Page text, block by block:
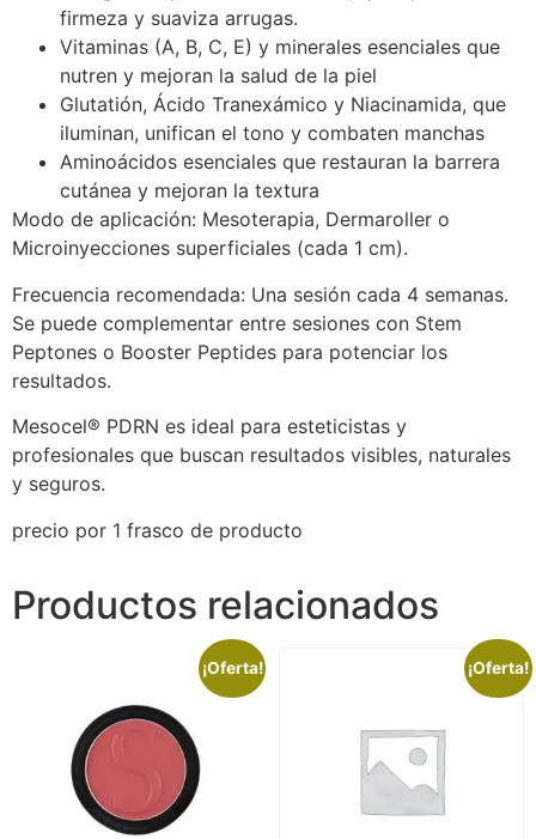
firmeza y suaviza arrugas.
Vitaminas (A, B, C, E) y minerales esenciales que
nutren y mejoran la salud de la piel
Glutatión, Ácido Tranexámico y Niacinamida, que
iluminan, unifican el tono y combaten manchas
Aminoácidos esenciales que restauran la barrera
cutánea y mejoran la textura
Modo de aplicación: Mesoterapia, Dermaroller o
Microinyecciones superficiales (cada 1 cm).
Frecuencia recomendada: Una sesión cada 4 semanas.
Se puede complementar entre sesiones con Stem
Peptones o Booster Peptides para potenciar los
resultados.
Mesocel®️ PDRN es ideal para esteticistas y
profesionales que buscan resultados visibles, naturales
y seguros.
precio por 1 frasco de producto
Productos relacionados
¡Oferta! ¡Oferta!